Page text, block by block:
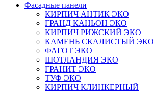
Фасадные панели
КИРПИЧ АНТИК ЭКО
ГРАНД КАНЬОН ЭКО
КИРПИЧ РИЖСКИЙ ЭКО
КАМЕНЬ СКАЛИСТЫЙ ЭКО
ФАГОТ ЭКО
ШОТЛАНДИЯ ЭКО
ГРАНИТ ЭКО
ТУФ ЭКО
КИРПИЧ КЛИНКЕРНЫЙ